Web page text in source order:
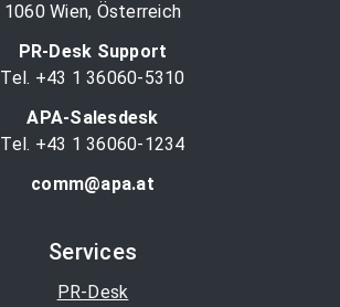
1060 Wien, Österreich
PR-Desk Support
Tel. +43 1 36060-5310
APA-Salesdesk
Tel. +43 1 36060-1234
comm@apa.at
Services
PR-Desk